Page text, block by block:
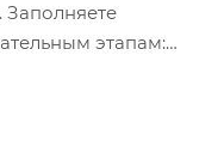
стандартам
этапам: